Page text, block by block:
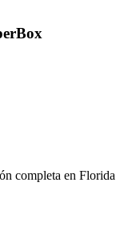
completa en Florida